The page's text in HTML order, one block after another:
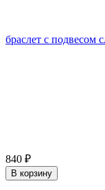
браслет с подвесом
840 ₽
В корзину